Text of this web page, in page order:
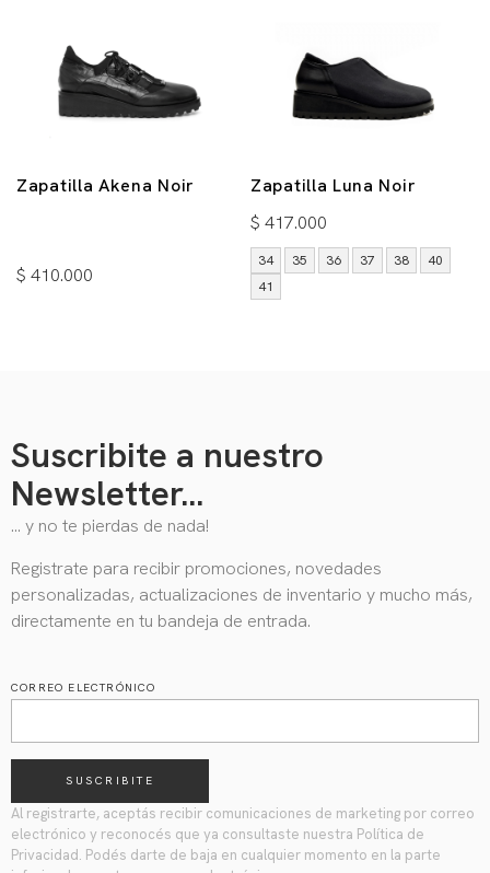
Zapatilla Akena Noir
$ 410.000
Zapatilla Luna Noir
$ 417.000
34 35 36 37 38
40
41
Suscribite a nuestro
Newsletter...
… y no te pierdas de nada!
Registrate para recibir promociones, novedades
personalizadas, actualizaciones de inventario y mucho más,
directamente en tu bandeja de entrada.
CORREO ELECTRÓNICO
SUSCRIBITE
Al registrarte, aceptás recibir comunicaciones de marketing por correo
electrónico y reconocés que ya consultaste nuestra Política de
Privacidad. Podés darte de baja en cualquier momento en la parte